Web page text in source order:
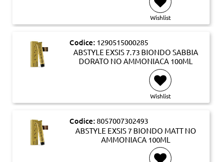
Wishlist
Codice: 1290515000285
ABSTYLE EXSIS 7.73 BIONDO SABBIA
DORATO NO AMMONIACA 100ML
Wishlist
Codice: 8057007302493
ABSTYLE EXSIS 7 BIONDO MATT NO
AMMONIACA 100ML